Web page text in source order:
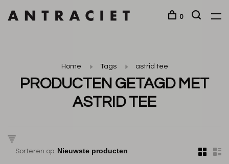
0
Home Tags astrid tee
PRODUCTEN GETAGD MET
ASTRID TEE
Sorteren op: